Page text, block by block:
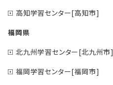
高知学習センター[高知市]
福岡県
北九州学習センター[北九州市]
福岡学習センター[福岡市]